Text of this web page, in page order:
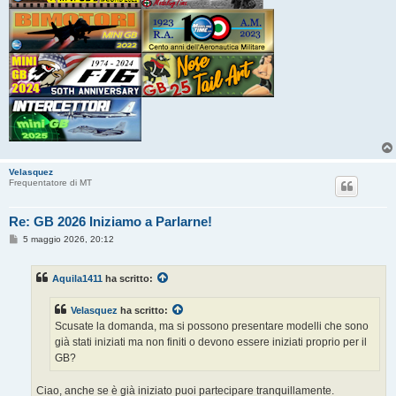
Velasquez
Frequentatore di MT
Re: GB 2026 Iniziamo a Parlarne!
M5 maggio 2026, 20:12
Aquila1411 ha scritto:
Velasquez ha scritto:
Scusate la domanda, ma si possono presentare modelli che sono
già stati iniziati ma non finiti o devono essere iniziati proprio per il
GB?
Ciao, anche se è già iniziato puoi partecipare tranquillamente.